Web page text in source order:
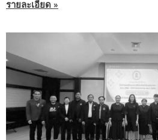
รายละเอียด »